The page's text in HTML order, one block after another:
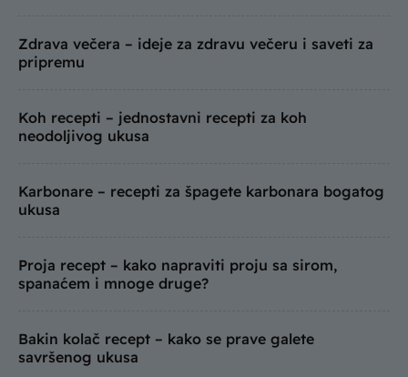
Zdrava večera – ideje za zdravu večeru i saveti za
pripremu
Koh recepti – jednostavni recepti za koh
neodoljivog ukusa
Karbonare – recepti za špagete karbonara bogatog
ukusa
Proja recept – kako napraviti proju sa sirom,
spanaćem i mnoge druge?
Bakin kolač recept – kako se prave galete
savršenog ukusa